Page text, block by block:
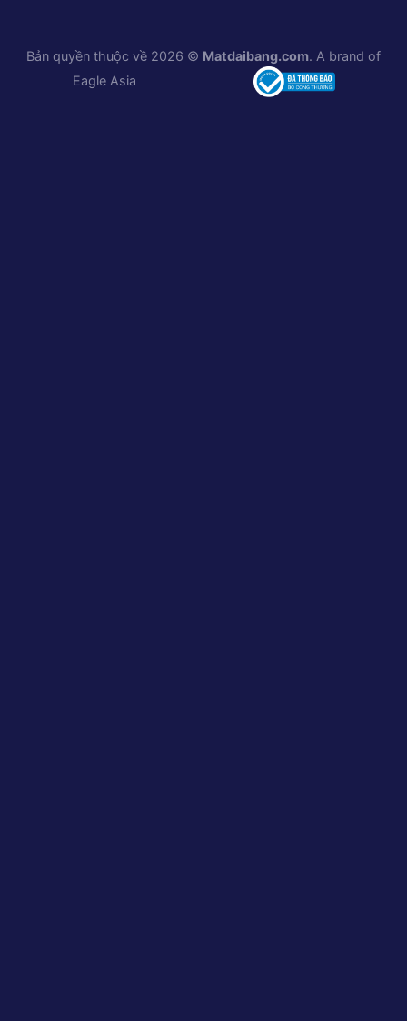
Bản quyền thuộc về 2026 © Matdaibang.com. A brand of
Eagle Asia